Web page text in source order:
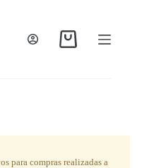
para compras realizadas a